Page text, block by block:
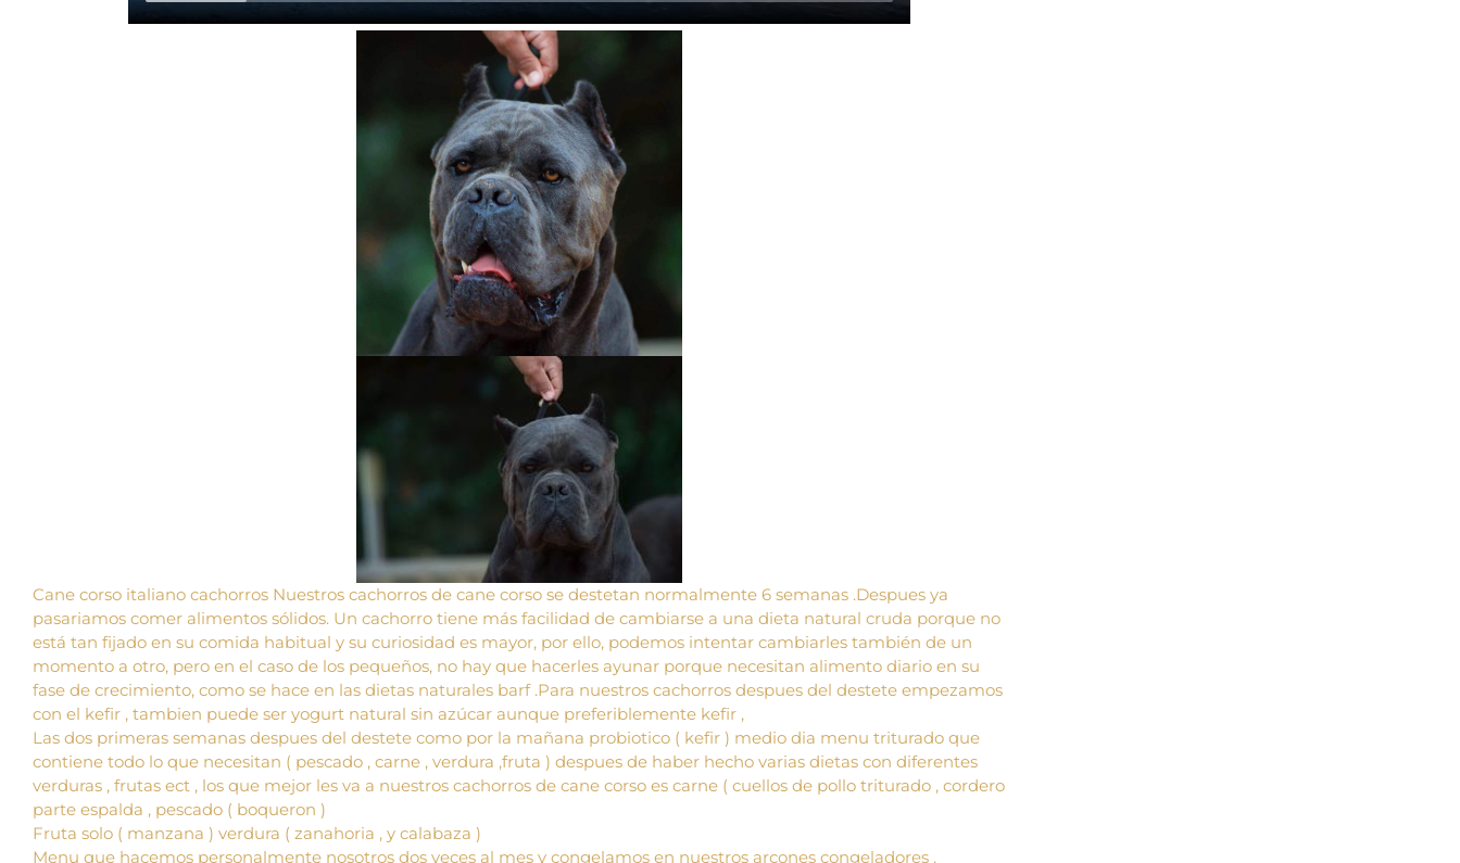
Cane corso italiano cachorros Nuestros cachorros de cane corso se destetan normalmente 6 semanas .Despues ya
pasariamos comer alimentos sólidos. Un cachorro tiene más facilidad de cambiarse a una dieta natural cruda porque no
está tan fijado en su comida habitual y su curiosidad es mayor, por ello, podemos intentar cambiarles también de un
momento a otro, pero en el caso de los pequeños, no hay que hacerles ayunar porque necesitan alimento diario en su
fase de crecimiento, como se hace en las dietas naturales barf .Para nuestros cachorros despues del destete empezamos
con el kefir , tambien puede ser yogurt natural sin azúcar aunque preferiblemente kefir ,
Las dos primeras semanas despues del destete como por la mañana probiotico ( kefir ) medio dia menu triturado que
contiene todo lo que necesitan ( pescado , carne , verdura ,fruta ) despues de haber hecho varias dietas con diferentes
verduras , frutas ect , los que mejor les va a nuestros cachorros de cane corso es carne ( cuellos de pollo triturado , cordero
parte espalda , pescado ( boqueron )
Fruta solo ( manzana ) verdura ( zanahoria , y calabaza )
Menu que hacemos personalmente nosotros dos veces al mes y congelamos en nuestros arcones congeladores .